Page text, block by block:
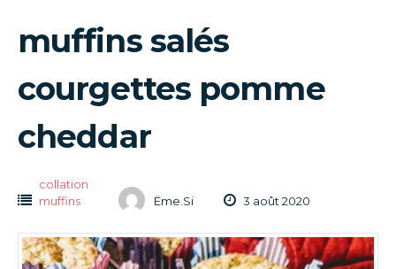
muffins salés
courgettes pomme
cheddar
collation
muffins
Ëme.Si 3 août 2020